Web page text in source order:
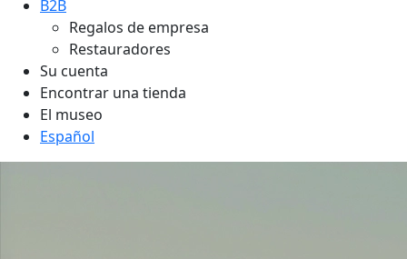
B2B
Regalos de empresa
Restauradores
Su cuenta
Encontrar una tienda
El museo
Español